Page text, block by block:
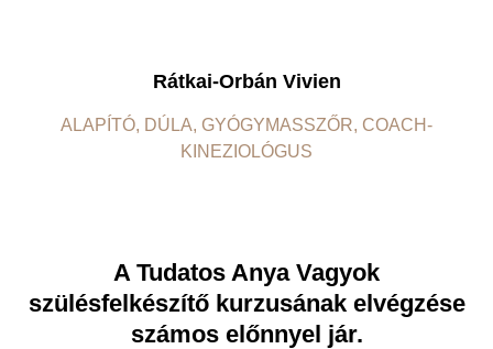
Rátkai-Orbán Vivien
ALAPÍTÓ, DÚLA, GYÓGYMASSZŐR, COACH-
KINEZIOLÓGUS
A Tudatos Anya Vagyok
szülésfelkészítő kurzusának elvégzése
számos előnnyel jár.